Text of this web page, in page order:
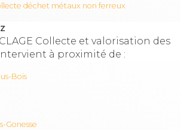
déchet métaux non ferreux
Collecte et valorisation des
à proximité de :
Bois
Gonesse